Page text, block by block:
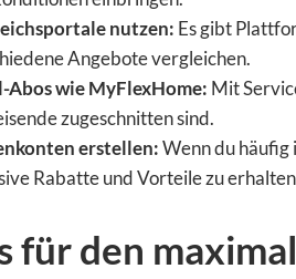
nutzen: Es gibt
Angebote vergleichen.
Abos wie MyFlexHome: Mit
zugeschnitten sind.
erstellen:Wenn du häufig
Rabatte und Vorteile zu
für den